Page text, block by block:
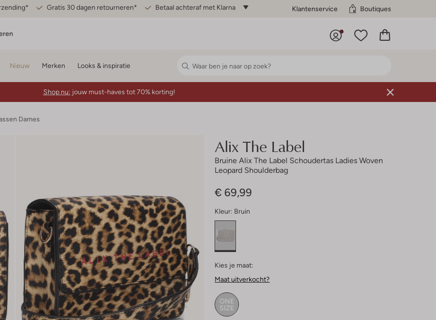
Gratis 30 dagen retourneren* Betaal achteraf met Klarna Klantenservice Boutiques
Nieuw Merken Looks & inspiratie
Shop nu: jouw must-haves tot 70% korting!
Dames
Alix The Label
Bruine Alix The Label Schoudertas Ladies Woven
Leopard Shoulderbag
€ 69,99
Kleur: Bruin
Kies je maat:
Maat uitverkocht?
ONE
SIZE